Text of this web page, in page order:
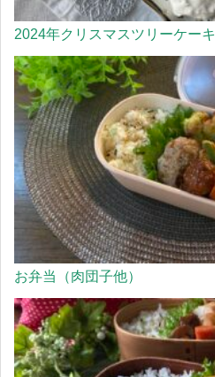
2024年クリスマスツリーケーキ
お弁当（肉団子他）